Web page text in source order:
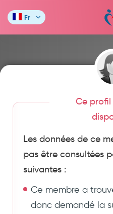
Fr
Ce profil
Les données de ce
pas être consultées
suivantes :
Ce membre a
donc demandé la